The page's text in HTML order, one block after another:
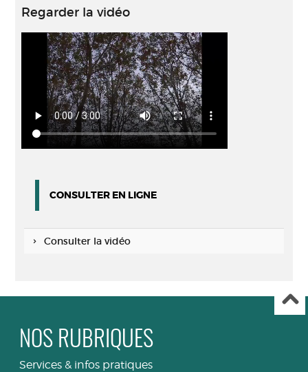
Regarder la vidéo
CONSULTER EN LIGNE
Consulter la vidéo
NOS RUBRIQUES
Services & infos pratiques